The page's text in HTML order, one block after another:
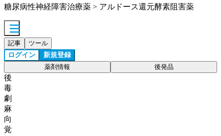
糖尿病性神経障害治療薬 > アルドース還元酵素阻害薬
記事 ツール
ログイン 新規登録
薬剤情報 後発品
後
毒
劇
麻
向
覚